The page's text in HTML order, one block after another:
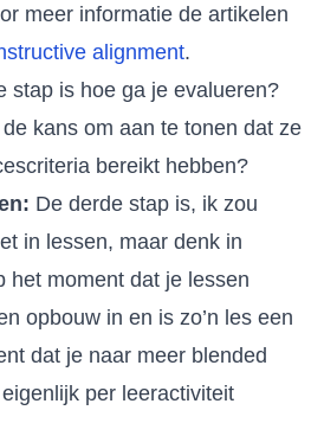
meer informatie de artikelen
alignment.
stap is hoe ga je evalueren?
kans om aan te tonen dat ze
bereikt hebben?
De derde stap is, ik zou
in lessen, maar denk in
het moment dat je lessen
opbouw in en is zo’n les een
dat je naar meer blended
per leeractiviteit